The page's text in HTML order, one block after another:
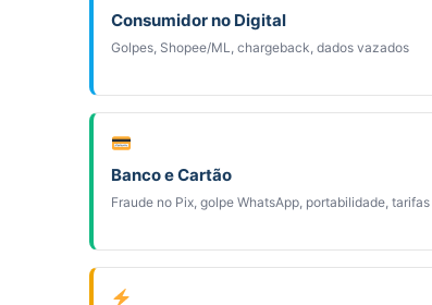
Consumidor no Digital
Golpes, Shopee/ML, chargeback, dados vazados
Banco e Cartão
Fraude no Pix, golpe WhatsApp, portabilidade, tarifas